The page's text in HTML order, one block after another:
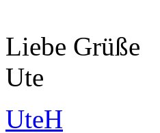
Liebe Grüße
Ute
UteH